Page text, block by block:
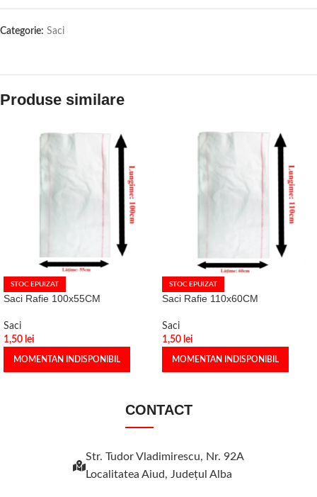
Categorie: Saci
Produse similare
STOC EPUIZAT
Saci Rafie 100x55CM
Saci
1,50 lei
MOMENTAN INDISPONIBIL
STOC EPUIZAT
Saci Rafie 110x60CM
Saci
1,50 lei
MOMENTAN INDISPONIBIL
CONTACT
Str. Tudor Vladimirescu, Nr. 92A
Localitatea Aiud, Judeţul Alba